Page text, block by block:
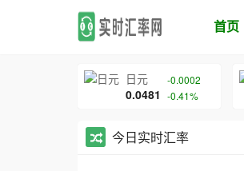
首页
日元
0.0481
-0.0002
-0.41%
今日实时汇率